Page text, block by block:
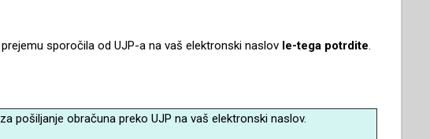
sporočila od UJP-a na vaš elektronski naslov le-tega potrdite.
pošiljanje obračuna preko UJP na vaš elektronski naslov.